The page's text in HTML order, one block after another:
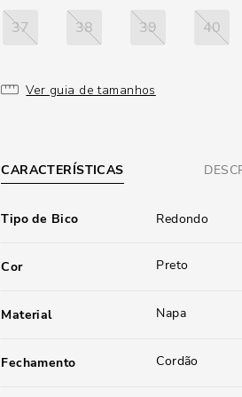
37 38 39 40
Ver guia de tamanhos
CARACTERÍSTICAS
Tipo de Bico Redondo
Cor Preto
Material Napa
Fechamento Cordão